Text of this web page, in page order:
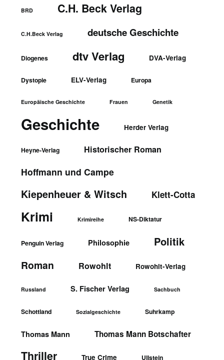
BRD C.H. Beck Verlag
C.H.Beck Verlag deutsche Geschichte
Diogenes dtv Verlag DVA-Verlag
Dystopie ELV-Verlag Europa
Europäische Geschichte Frauen Genetik
Geschichte Herder Verlag
Heyne-Verlag Historischer Roman
Hoffmann und Campe
Kiepenheuer & Witsch Klett-Cotta
Krimi Krimireihe NS-Diktatur
Penguin Verlag Philosophie Politik
Roman Rowohlt Rowohlt-Verlag
Russland S. Fischer Verlag Sachbuch
Schottland Sozialgeschichte Suhrkamp
Thomas Mann Thomas Mann Botschafter
Thriller True Crime Ullstein